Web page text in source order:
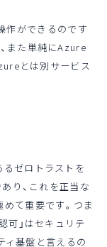
作ができるのです
また単純にAzure
とは別サービス
ゼロトラストを
り、これを正当な
て重要です。つま
可」はセキュリテ
ィ基盤と言えるの